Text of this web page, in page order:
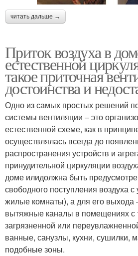
читать дальше →
Приток воздуха в
естественной
такое приточная
достоинства и
Одно из самых простых решений
системы вентиляции – это
естественной схеме, как в
осуществлялась всегда до
распространения устройств и
принудительной циркуляции
доме илидолжна быть
свободного поступления воздуха
жилые комнаты), а для его выхода
вытяжные каналы в помещениях с
загрязненной или
ванные, санузлы, кухни, сушилки,
подобные зоны.